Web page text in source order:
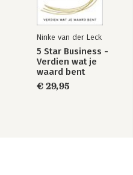
groeien
loep
Ninke van der Leck
5 Star Business -
Verdien wat je
waard bent
€ 29,95